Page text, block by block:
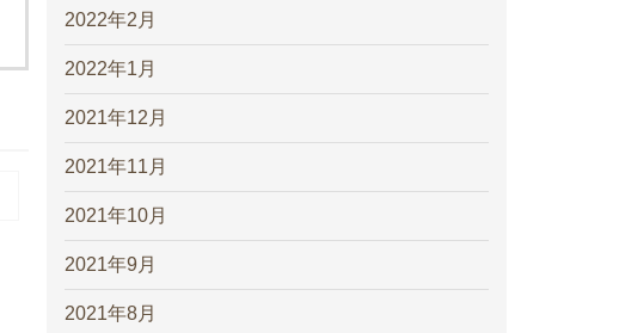
2022年2月
2022年1月
2021年12月
2021年11月
2021年10月
2021年9月
2021年8月